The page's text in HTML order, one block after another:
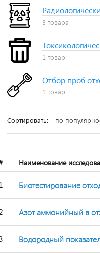
3 товара
1 товар
Отбор проб
1 товар
Сортировать: по
Наименование
Биотестирование
Азот аммонийный в
Водородный